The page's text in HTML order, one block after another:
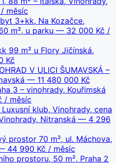
měsíc
3+kk, Na Kozačce,
m², u parku — 32 000 Kč /
99 m² u Flory Jičínská,
Kč
V ULICI ŠUMAVSKÁ –
— 11 480 000 Kč
3 – vinohrady, Kouřimská
/ měsíc
klub, Vinohrady, cena
Nitranská — 4 296
prostor 70 m², ul. Máchova,
44 990 Kč / měsíc
prostoru, 50 m², Praha 2